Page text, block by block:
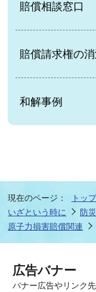
賠償相談窓口
賠償請求権の
和解事例
現在のページ： トッ
いざという時に
防
原子力損害賠償関連
広告バナー
バナー広告やリンク